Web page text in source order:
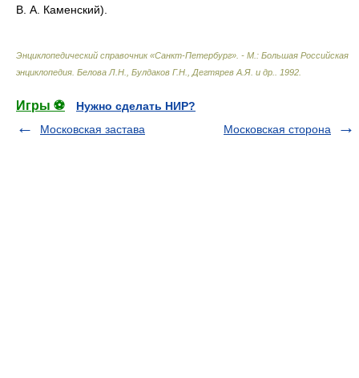
В. А. Каменский).
Энциклопедический справочник «Санкт-Петербург». - М.: Большая Российская
энциклопедия Белова Л.Н., Булдаков Г.Н., Дегтярев А.Я. и др. 1992
Игры ⚽
Нужно сделать НИР?
Московская застава
Московская сторона